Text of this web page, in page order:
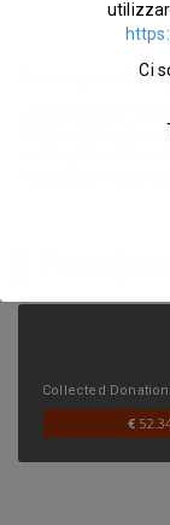
You may use
title=""> <b>
Collected
€
Ci